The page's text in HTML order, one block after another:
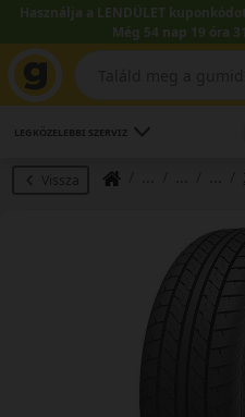
Használja a LENDÜLET
Még 54 nap 19 óra
LEGKÖZELEBBI SZERVIZ
Vissza